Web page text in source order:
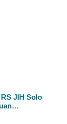
JIH Solo